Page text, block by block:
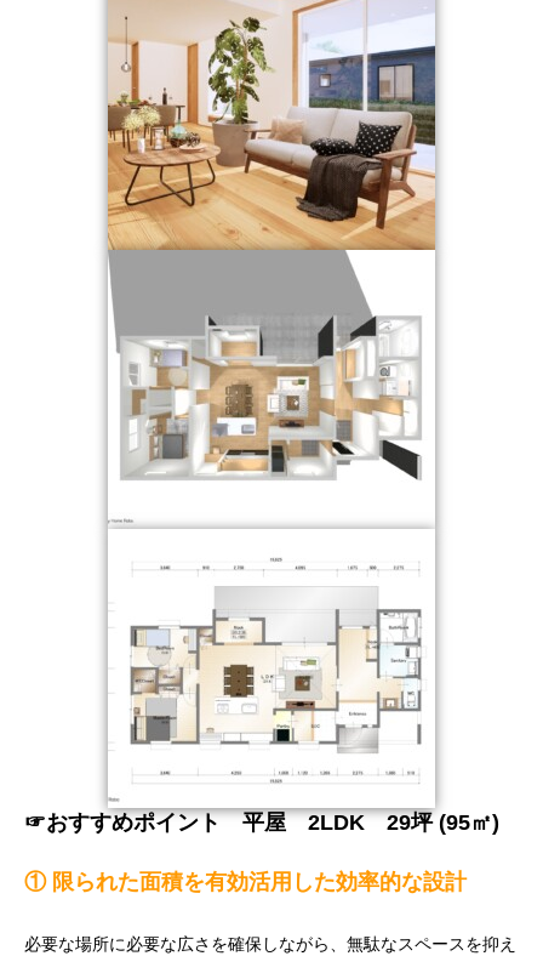
☞おすすめポイント 平屋2LDK 29坪 (95㎡)
① 限られた面積を有効活用した効率的な設計
必要な場所に必要な広さを確保しながら、無駄なスペースを抑え